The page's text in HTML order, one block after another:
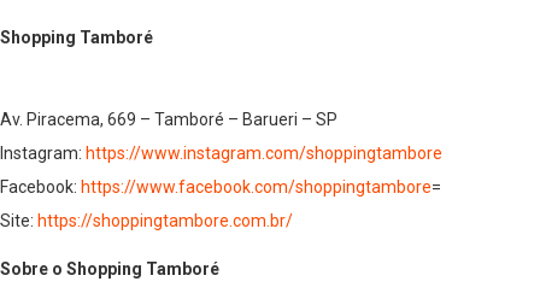
Shopping Tamboré
Av. Piracema, 669 – Tamboré – Barueri – SP
Instagram: https://www.instagram.com/shoppingtambore
Facebook: https://www.facebook.com/shoppingtambore=
Site: https://shoppingtambore.com.br/
Sobre o Shopping Tamboré